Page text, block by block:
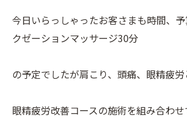
今日いらっしゃったお客さまも時間、
クゼーションマッサージ30分
の予定でしたが肩こり、頭痛、眼精疲
眼精疲労改善コースの施術を組み合わ